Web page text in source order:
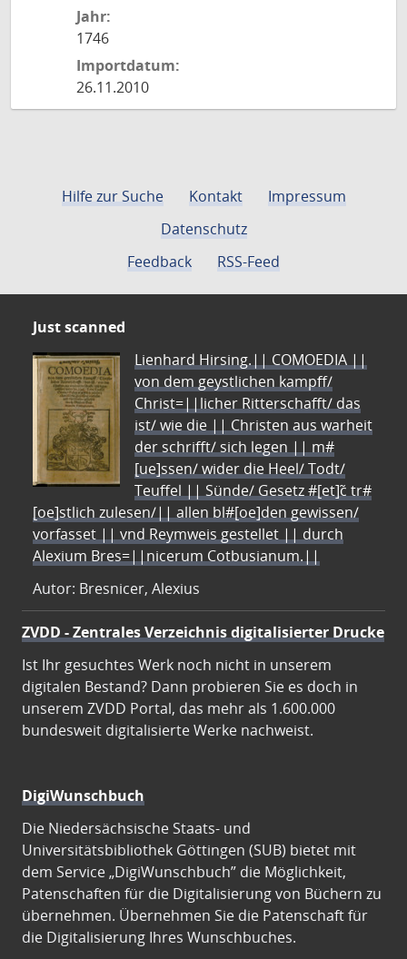
Jahr:
1746
Importdatum:
26.11.2010
Hilfe zur Suche Kontakt
Impressum
Datenschutz
Feedback
RSS-Feed
Just scanned
Lienhard Hirsing.|| COMOEDIA ||
von dem geystlichen kampff/
Christ=||licher Ritterschafft/ das
ist/ wie die || Christen aus warheit
der schrifft/ sich legen || m#
[ue]ssen/ wider die Heel/ Todt/
Teuffel || Sünde/ Gesetz #[et]c̃ tr#
[oe]stlich zulesen/|| allen bl#[oe]den gewissen/
vorfasset || vnd Reymweis gestellet || durch
Alexium Bres=||nicerum Cotbusianum.||
Autor: Bresnicer, Alexius
ZVDD - Zentrales Verzeichnis digitalisierter Drucke
Ist Ihr gesuchtes Werk noch nicht in unserem
digitalen Bestand? Dann probieren Sie es doch in
unserem ZVDD Portal, das mehr als 1.600.000
bundesweit digitalisierte Werke nachweist.
DigiWunschbuch
Die Niedersächsische Staats- und
Universitätsbibliothek Göttingen (SUB) bietet mit
dem Service „DigiWunschbuch” die Möglichkeit,
Patenschaften für die Digitalisierung von Büchern zu
übernehmen. Übernehmen Sie die Patenschaft für
die Digitalisierung Ihres Wunschbuches.